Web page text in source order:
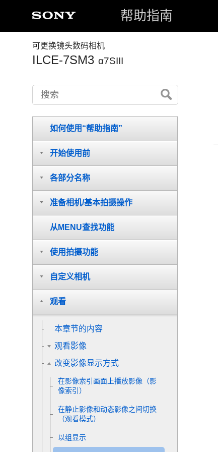
帮助指南
可更换镜头数码相机
ILCE-7SM3 α7SIII
如何使用“帮助指南”
开始使用前
各部分名称
准备相机/基本拍摄操作
从MENU查找功能
使用拍摄功能
自定义相机
观看
本章节的内容
观看影像
改变影像显示方式
在影像索引画面上播放影像（影
像索引 ）
在静止影像和动态影像之间切换
（观看模式）
以组显示